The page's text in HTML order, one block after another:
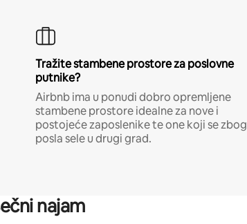
Tražite stambene prostore za poslovne
putnike?
Airbnb ima u ponudi dobro opremljene
stambene prostore idealne za nove i
postojeće zaposlenike te one koji se zbog
posla sele u drugi grad.
najam